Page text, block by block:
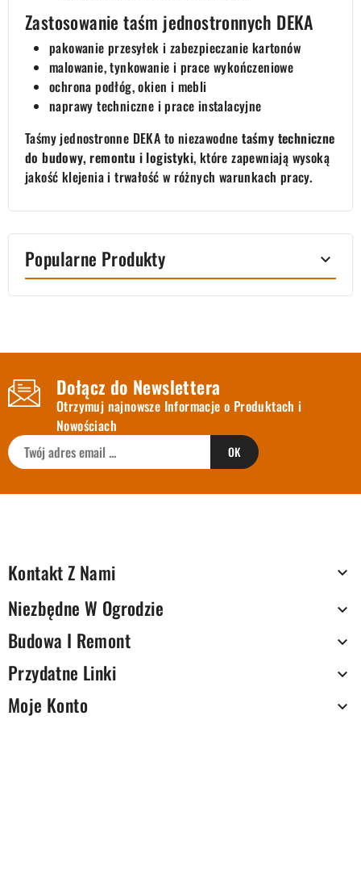
Zastosowanie taśm jednostronnych DEKA
pakowanie przesyłek i zabezpieczanie kartonów
malowanie, tynkowanie i prace wykończeniowe
ochrona podłóg, okien i mebli
naprawy techniczne i prace instalacyjne
Taśmy jednostronne DEKA to niezawodnetaśmy techniczne
do budowy, remontu i logistyki, które zapewniają wysoką
jakość klejenia i trwałość w różnych warunkach pracy.
Popularne Produkty 
Dołącz do Newslettera
Otrzymuj najnowsze Informacje o Produktach i
Nowościach
Kontakt Z Nami 
Niezbędne W Ogrodzie 
Budowa I Remont 
Przydatne Linki 
Moje Konto 